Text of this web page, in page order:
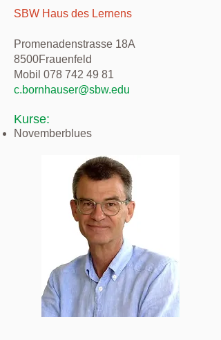
SBW Haus des Lernens
Promenadenstrasse 18A
8500Frauenfeld
Mobil 078 742 49 81
c.bornhauser@sbw.edu
Kurse:
Novemberblues